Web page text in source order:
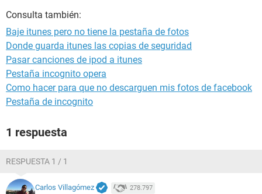
Consulta también:
Baje itunes pero no tiene la pestaña de fotos
Donde guarda itunes las copias de seguridad
Pasar canciones de ipod a itunes
Pestaña incognito opera
Como hacer para que no descarguen mis fotos de facebook
Pestaña de incognito
1 respuesta
RESPUESTA 1 / 1
Carlos Villagómez 278.797